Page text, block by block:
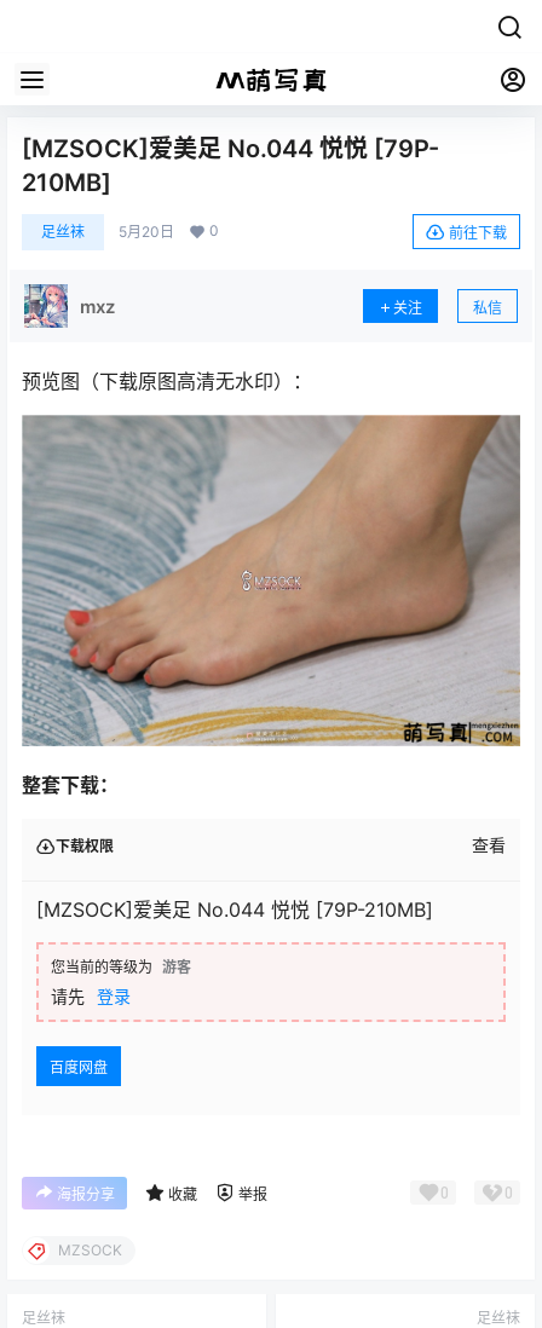
[MZSOCK]爱美足 No.044 悦悦 [79P-
210MB]
足丝袜 5月20日 0 前往下载
mxz 关注 私信
预览图（下载原图高清无水印）：
整套下载：
下载权限 查看
[MZSOCK]爱美足 No.044 悦悦 [79P-210MB]
您当前的等级为 游客
请先 登录
百度网盘
海报分享 收藏 举报 0 0
MZSOCK
足丝袜 足丝袜